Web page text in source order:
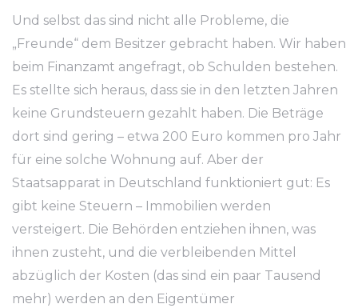
Und selbst das sind nicht alle Probleme, die
„Freunde“ dem Besitzer gebracht haben. Wir haben
beim Finanzamt angefragt, ob Schulden bestehen.
Es stellte sich heraus, dass sie in den letzten Jahren
keine Grundsteuern gezahlt haben. Die Beträge
dort sind gering – etwa 200 Euro kommen pro Jahr
für eine solche Wohnung auf. Aber der
Staatsapparat in Deutschland funktioniert gut: Es
gibt keine Steuern – Immobilien werden
versteigert. Die Behörden entziehen ihnen, was
ihnen zusteht, und die verbleibenden Mittel
abzüglich der Kosten (das sind ein paar Tausend
mehr) werden an den Eigentümer